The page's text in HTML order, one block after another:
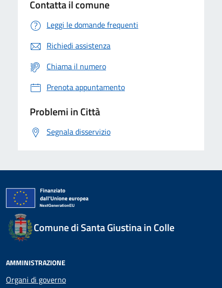
Contatta il comune
Leggi le domande frequenti
Richiedi assistenza
Chiama il numero
Prenota appuntamento
Problemi in Città
Segnala disservizio
Comune di Santa Giustina in Colle
AMMINISTRAZIONE
Organi di governo